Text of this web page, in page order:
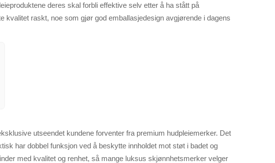
deres skal forbli effektive selv etter å ha stått på
raskt, noe som gjør god emballasjedesign avgjørende i dagens
utseendet kundene forventer fra premium hudpleiemerker. Det
har dobbel funksjon ved å beskytte innholdet mot støt i badet og
med kvalitet og renhet, så mange luksus skjønnhetsmerker velger